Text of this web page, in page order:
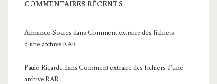
COMMENTAIRES RÉCENTS
Armando Soares dans Comment extraire des fichiers
d’une archive RAR
Paulo Ricardo dans Comment extraire des fichiers d’une
archive RAR